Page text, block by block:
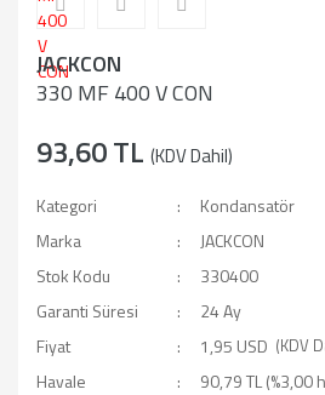
JACKCON
330 MF 400 V CON
93,60 TL (KDV Dahil)
Kategori
Kondansatör
Marka
JACKCON
Stok Kodu
330400
Garanti Süresi
24 Ay
Fiyat
1,95 USD (KDV
Havale
90,79 TL (%3,00